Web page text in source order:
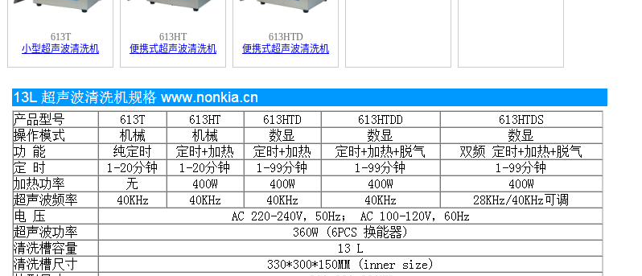
613T
小型超声波清洗机
613HT
便携式超声波清洗机
613HTD
便携式超声波清洗机